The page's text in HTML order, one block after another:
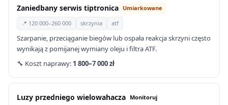
Zaniedbany serwis tiptronica Umiarkowane
📍 120 000–260 000 skrzynia atf
Szarpanie, przeciąganie biegów lub ospała reakcja skrzyni często
wynikają z pomijanej wymiany oleju i filtra ATF.
🔧 Koszt naprawy: 1 800–7 000 zł
Luzy przedniego wielowahacza Monitoruj